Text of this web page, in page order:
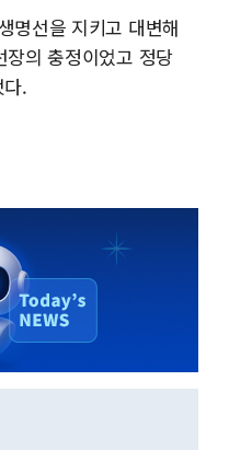
명선을 지키고 대변해
의 충정이었고 정당
.